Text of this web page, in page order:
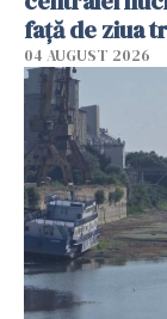
faţă de ziua
04 AUGUST 2026